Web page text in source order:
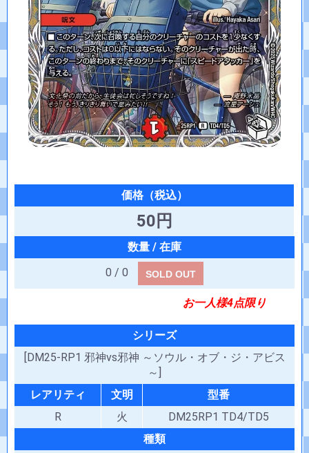
50円
0 / 0 SOLD OUT
お一人様4点限り
シリーズ
[DM25-RP1 邪神vs邪神 ～ソウル・オブ・ジ・アビス
～]
レアリティ
文明
型番
R
火
DM25RP1 TD4/TD5
種類